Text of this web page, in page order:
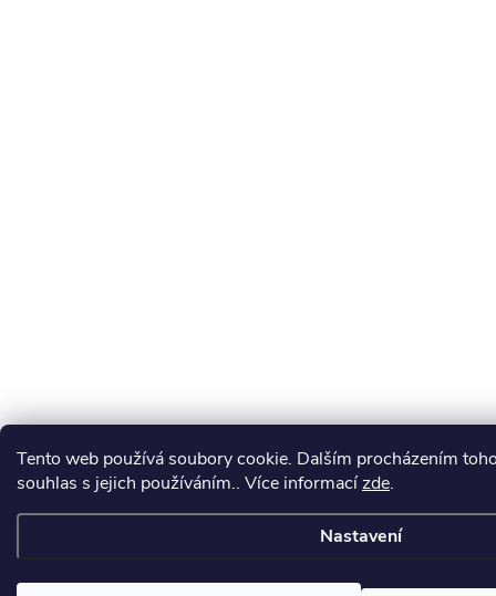
Tento web používá soubory cookie. Dalším procházením
souhlas s jejich používáním.. Více informacízde.
Nastavení